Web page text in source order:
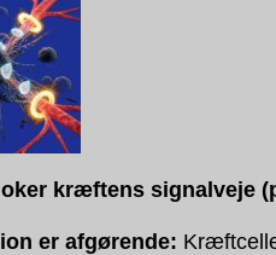
kræftens signalveje
er afgørende: